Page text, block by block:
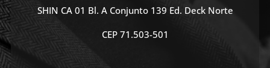
SHIN CA 01 Bl. A Conjunto 139 Ed. Deck Norte
CEP 71.503-501